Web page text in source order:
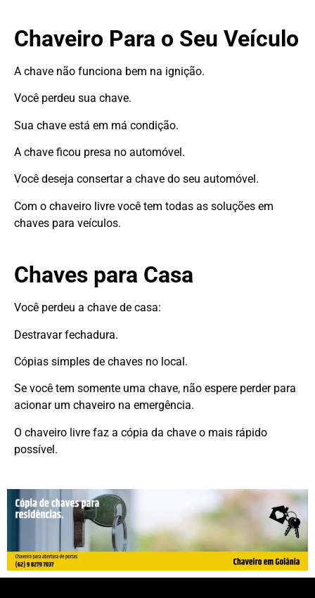
Chaveiro Para o Seu Veículo
A chave não funciona bem na ignição.
Você perdeu sua chave.
Sua chave está em má condição.
A chave ficou presa no automóvel.
Você deseja consertar a chave do seu automóvel.
Com o chaveiro livre você tem todas as soluções em
chaves para veículos.
Chaves para Casa
Você perdeu a chave de casa:
Destravar fechadura.
Cópias simples de chaves no local.
Se você tem somente uma chave, não espere perder para
acionar um chaveiro na emergência.
O chaveiro livre faz a cópia da chave o mais rápido
possível.